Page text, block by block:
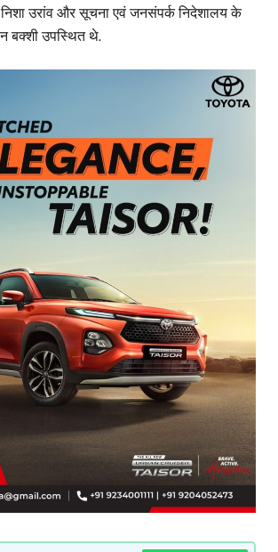
उरांव और सूचना एवं जनसंपर्क निदेशालय के
बक्शी उपस्थित थे.